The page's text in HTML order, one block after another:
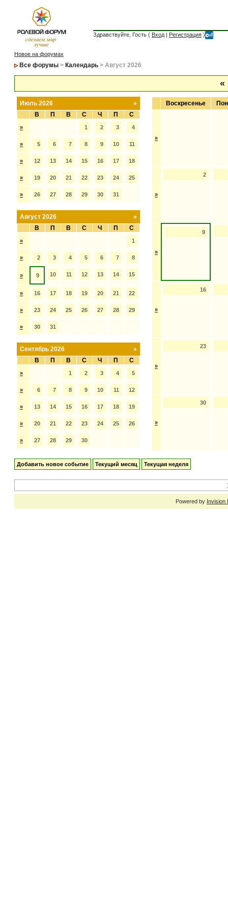
Здравствуйте, Гость ( Вход | Регистрация )
Новое на форумах
Все форумы > Календарь > Август 2026
«
»
Июль 2026
В
П В С Ч П С
» 1 2 3 4
» 5 6 7 8 9 10 11
» 12 13 14 15 16 17 18
» 19 20 21 22 23 24 25
» 26 27 28 29 30 31
»
Август 2026
В
П В С Ч П С
» 1
» 2 3 4 5 6 7 8
» 9 10 11 12 13 14 15
» 16 17 18 19 20 21 22
» 23 24 25 26 27 28 29
» 30 31
»
Сентябрь 2026
В
П В С Ч П С
» 1 2 3 4 5
» 6 7 8 9 10 11 12
» 13 14 15 16 17 18 19
» 20 21 22 23 24 25 26
» 27 28 29 30
Воскресенье
»
»
2
»
9
»
16
»
23
»
30
Добавить новое событие Текущий месяц Текущая неделя
Powered by Invision